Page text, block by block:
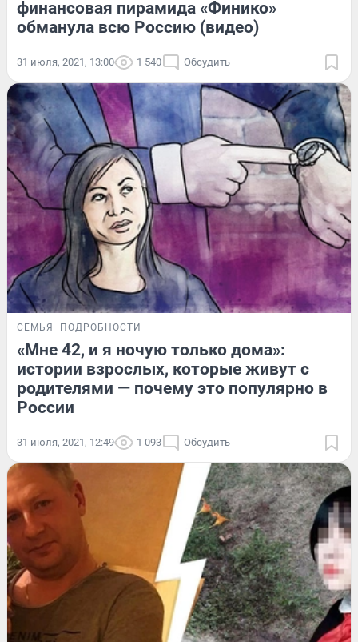
финансовая пирамида «Финико»
обманула всю Россию (видео)
31 июля, 2021, 13:00 1 540 Обсудить
СЕМЬЯ ПОДРОБНОСТИ
«Мне 42, и я ночую только дома»:
истории взрослых, которые живут с
родителями — почему это популярно в
России
31 июля, 2021, 12:49 1 093 Обсудить